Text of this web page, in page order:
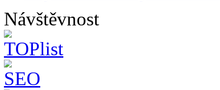
Návštěvnost